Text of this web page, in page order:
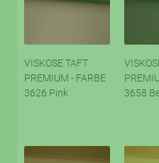
VISKOSE TAFT
PREMIUM - FARBE
3626 Pink
3658